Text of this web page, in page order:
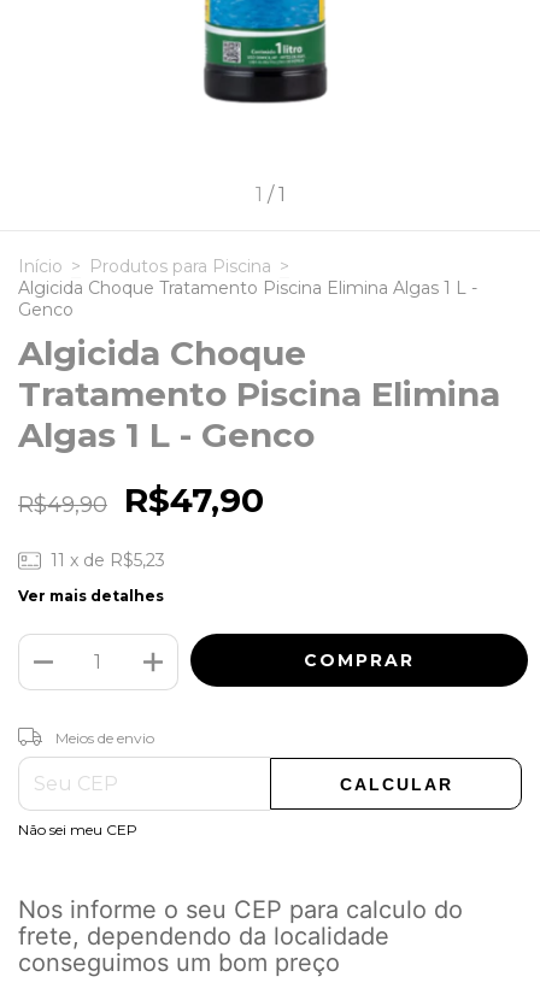
1 /1
Início > Produtos para Piscina >
Algicida Choque Tratamento Piscina Elimina Algas 1 L -
Genco
Algicida Choque
Tratamento Piscina Elimina
Algas 1 L - Genco
R$49,90 R$47,90
11 x de R$5,23
Ver mais detalhes
Entregas para o CEP:
Meios de envio
CALCULAR
Não sei meu CEP
Nos informe o seu CEP para calculo do
frete, dependendo da localidade
conseguimos um bom preço